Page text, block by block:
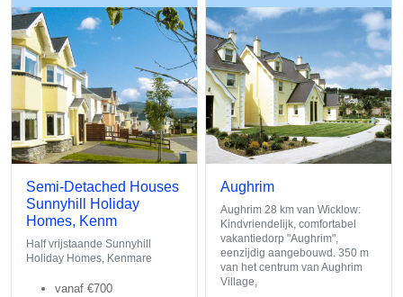
Semi-Detached Houses
Sunnyhill Holiday
Homes, Kenm
Half vrijstaande Sunnyhill
Holiday Homes, Kenmare
vanaf €700
Aughrim
Aughrim 28 km van Wicklow:
Kindvriendelijk, comfortabel
vakantiedorp "Aughrim",
eenzijdig aangebouwd. 350 m
van het centrum van Aughrim
Village,